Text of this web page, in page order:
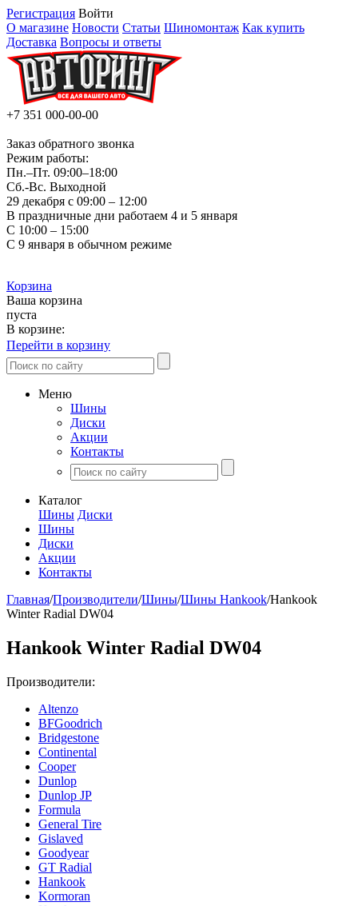
Регистрация Войти
О магазине Новости Статьи Шиномонтаж Как купить
Доставка Вопросы и ответы
+7 351 000-00-00
Заказ обратного звонка
Режим работы:
Пн.–Пт. 09:00–18:00
Сб.-Вс. Выходной
29 декабря с 09:00 – 12:00
В праздничные дни работаем 4 и 5 января
С 10:00 – 15:00
С 9 января в обычном режиме
Корзина
Ваша корзина
пуста
В корзине:
Перейти в корзину
Меню
Шины
Диски
Акции
Контакты
Каталог
Шины Диски
Шины
Диски
Акции
Контакты
Главная/Производители/Шины/Шины Hankook/Hankook
Winter Radial DW04
Hankook Winter Radial DW04
Производители:
Altenzo
BFGoodrich
Bridgestone
Continental
Cooper
Dunlop
Dunlop JP
Formula
General Tire
Gislaved
Goodyear
GT Radial
Hankook
Kormoran